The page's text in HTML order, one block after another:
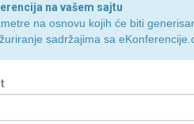
na vašem sajtu
na osnovu kojih će biti
sadržajima sa